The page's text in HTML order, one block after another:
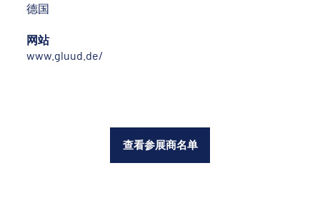
德国
网站
www.gluud.de/
查看参展商名单